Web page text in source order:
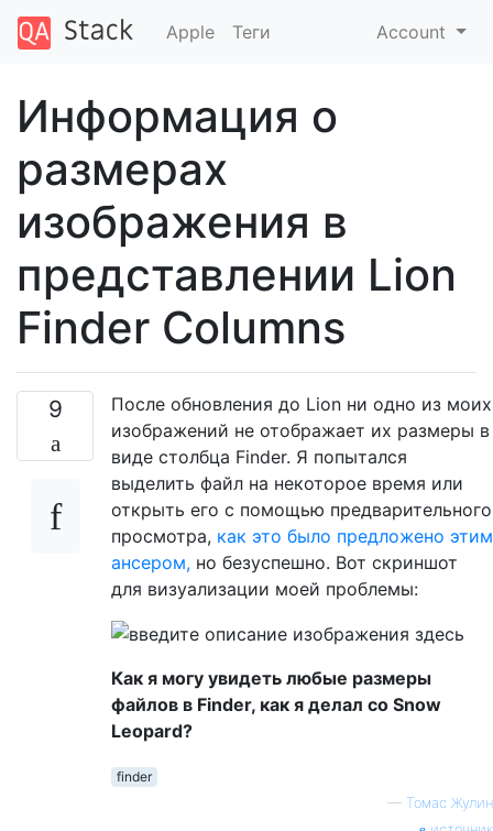
Apple Теги Account
Информация о
размерах
изображения в
представлении Lion
Finder Columns
9
После обновления до Lion ни одно из моих
изображений не отображает их размеры в
виде столбца Finder. Я попытался
выделить файл на некоторое время или
открыть его с помощью предварительного
просмотра, как это было предложено этим
ансером, но безуспешно. Вот скриншот
для визуализации моей проблемы:
Как я могу увидеть любые размеры
файлов в Finder, как я делал со Snow
Leopard?
finder
— Томас Жулин